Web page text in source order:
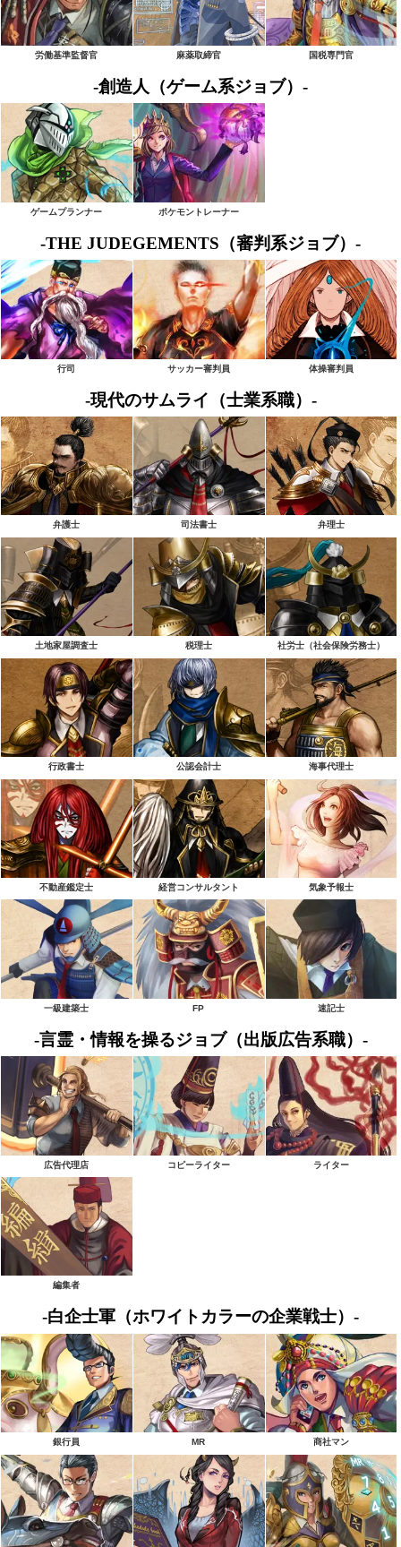
労働基準監督官 麻薬取締官 国税専門官
-創造人（ゲーム系ジョブ）-
ゲームプランナー ポケモントレーナー
-THE JUDEGEMENTS（審判系ジョブ）-
行司 サッカー審判員 体操審判員
-現代のサムライ（士業系職）-
弁護士 司法書士 弁理士
土地家屋調査士 税理士 社労士（社会保険労務士）
行政書士 公認会計士 海事代理士
不動産鑑定士 経営コンサルタント 気象予報士
一級建築士 FP 速記士
-言霊・情報を操るジョブ（出版広告系職）-
広告代理店 コピーライター ライター
編集者
-白企士軍（ホワイトカラーの企業戦士）-
銀行員 MR 商社マン